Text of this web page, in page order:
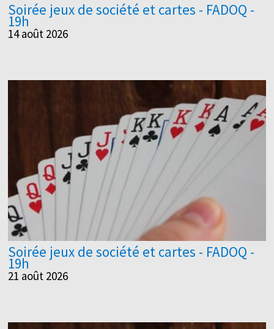
Soirée jeux de société et cartes - FADOQ -
19h
14 août 2026
Soirée jeux de société et cartes - FADOQ -
19h
21 août 2026